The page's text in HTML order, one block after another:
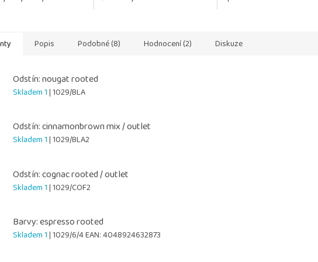
Popis Podobné (8) Hodnocení (2) Diskuze
Odstín: nougat rooted
Skladem 1| 1029/BLA
Odstín: cinnamonbrown mix / outlet
Skladem 1| 1029/BLA2
Odstín: cognac rooted / outlet
Skladem 1| 1029/COF2
Barvy: espresso rooted
Skladem 1| 1029/6/4EAN:4048924632873